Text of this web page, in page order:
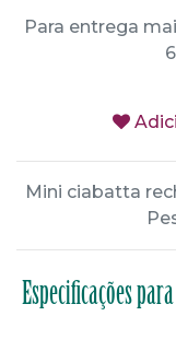
Para entrega
Mini ciabatta
Especificações